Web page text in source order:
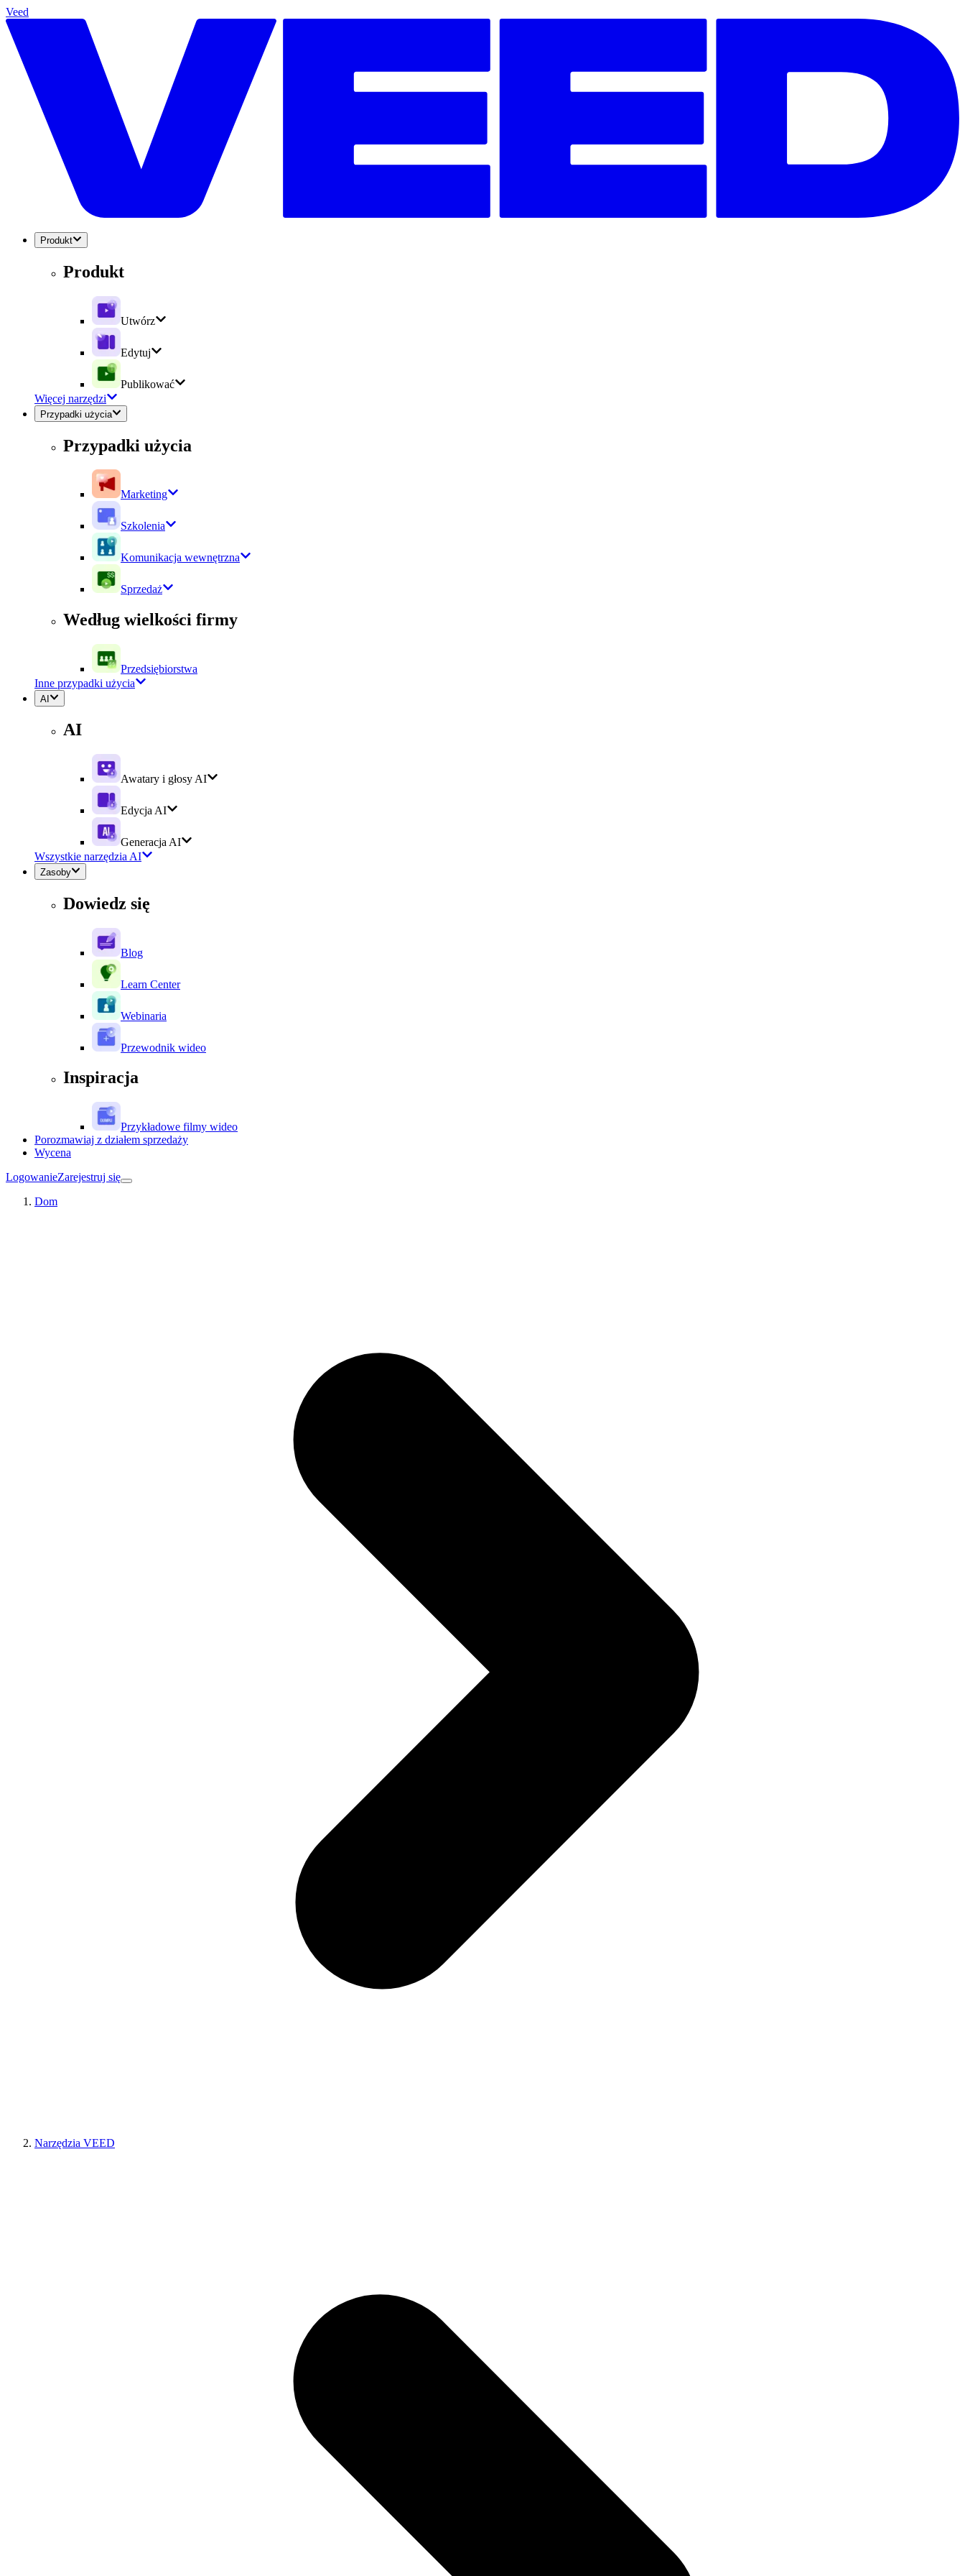
Veed
Produkt
Produkt
Utwórz
Edytuj
Publikować
Więcej narzędzi
Przypadki użycia
Przypadki użycia
Marketing
Szkolenia
Komunikacja wewnętrzna
Sprzedaż
Według wielkości firmy
Przedsiębiorstwa
Inne przypadki użycia
AI
AI
Awatary i głosy AI
Edycja AI
Generacja AI
Wszystkie narzędzia AI
Zasoby
Dowiedz się
Blog
Learn Center
Webinaria
Przewodnik wideo
Inspiracja
Przykładowe filmy wideo
Porozmawiaj z działem sprzedaży
Wycena
LogowanieZarejestruj się
Dom
Narzędzia VEED